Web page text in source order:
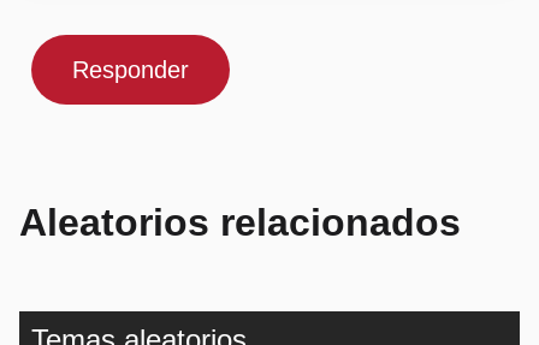
Responder
Aleatorios relacionados